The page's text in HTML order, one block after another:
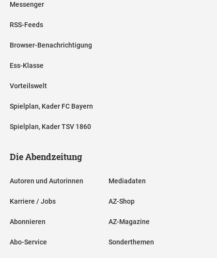
Messenger
RSS-Feeds
Browser-Benachrichtigung
Ess-Klasse
Vorteilswelt
Spielplan, Kader FC Bayern
Spielplan, Kader TSV 1860
Die Abendzeitung
Autoren und Autorinnen
Karriere / Jobs
Abonnieren
Abo-Service
Mediadaten
AZ-Shop
AZ-Magazine
Sonderthemen